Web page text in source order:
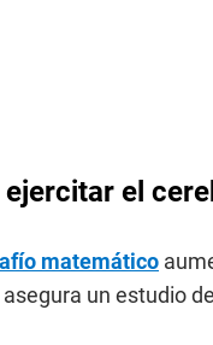
el
matemático
asegura un estudio